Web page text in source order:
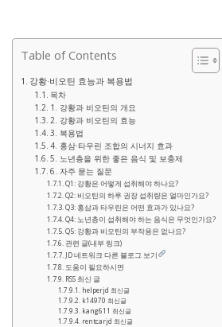
Table of Contents
강황·비오틴 효능과 복용법
목차
1. 강황과 비오틴의 개요
2. 강황과 비오틴의 효능
3. 복용법
4. 홍삼·타우린 조합의 시너지 효과
5. 노년층을 위한 좋은 음식 및 보충제
6. 자주 묻는 질문
Q1: 강황은 어떻게 섭취해야 하나요?
Q2: 비오틴의 하루 권장 섭취량은 얼마인가요?
Q3: 홍삼과 타우린은 어떤 효과가 있나요?
Q4: 노년층이 섭취해야 하는 음식은 무엇인가요?
Q5: 강황과 비오틴의 부작용은 없나요?
관련 글(내부 링크)
JD 네트워크 다른 블로그 보기
도움이 필요하시면
RSS 최신 글
helperjd 최신글
k14970 최신글
kang611 최신글
rentcarjd 최신글